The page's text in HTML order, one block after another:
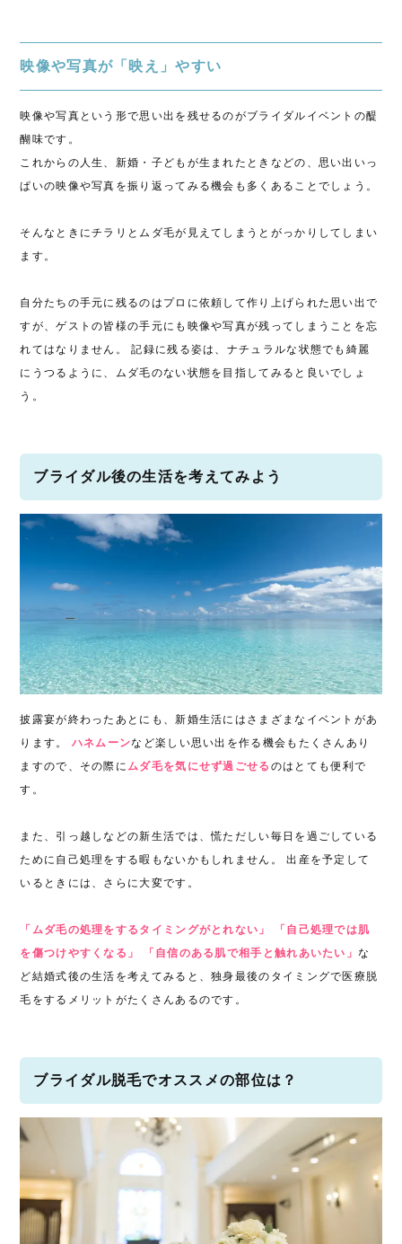
映像や写真が「映え」やすい
映像や写真という形で思い出を残せるのがブライダルイベントの醍
醐味です。
これからの人生、新婚・子どもが生まれたときなどの、思い出いっ
ぱいの映像や写真を振り返ってみる機会も 多くあることでしょう。
そんなときにチラリとムダ毛が見えてしまうとがっかりしてしまい
ます。
自分たちの手元に残るのはプロに依頼して作り上げられた思い出で
すが、ゲストの皆様の手元にも映像や写真が残ってしまうことを忘
れてはなりません。 記録に残る姿は、ナチュラルな状態でも綺麗
にうつるように、ムダ毛のない状態を目指してみると良いでしょ
う。
ブライダル後の生活を考えてみよう
披露宴が終わったあとにも、新婚生活にはさまざまなイベントがあ
ります。 ハネムーンなど楽しい思い出を作る機会もたくさんあり
ますので、その際にムダ毛を気にせず過ごせる のはとても便利で
す。
また、引っ越しなどの新生活では、慌ただしい毎日を過ごしている
ために自己処理をする暇もないかもしれません。 出産を予定して
いるときには、さらに大変です。
「ムダ毛の処理をするタイミングがとれない」 「自己処理では肌
を傷つけやすくなる」 「自信のある肌で相手と触れあいたい」な
ど結婚式後の生活を考えてみると、独身最後のタイミングで医療脱
毛をするメリットがたくさんあるのです。
ブライダル脱毛でオススメの部位は？